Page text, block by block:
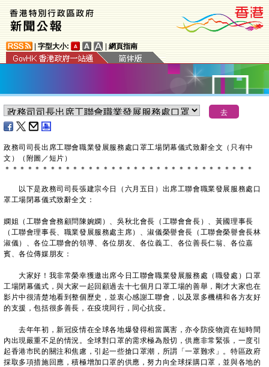
字型大小: 網頁指南
政務司司長出席工聯會職業發展服務處口罩工場閉幕儀式致辭全文（只有中
文）（附圖／短片）
＊ ＊ ＊ ＊ ＊ ＊ ＊ ＊ ＊ ＊ ＊ ＊ ＊ ＊ ＊ ＊ ＊ ＊ ＊ ＊ ＊ ＊ ＊ ＊ ＊ ＊ ＊ ＊ ＊ ＊ ＊ ＊ ＊
以下是政務司司長張建宗今日（六月五日）出席工聯會職業發展服務處口
罩工場閉幕儀式致辭全文：
嫻姐（工聯會會務顧問陳婉嫻）、吳秋北會長（工聯會會長）、黃國理事長
（工聯會理事長、職業發展服務處主席）、淑儀榮譽會長（工聯會榮譽會長林
淑儀）、各位工聯會的領導、各位朋友、各位義工、各位善長仁翁、各位嘉
賓、各位傳媒朋友：
大家好！我非常榮幸獲邀出席今日工聯會職業發展服務處（職發處）口罩
工場閉幕儀式，與大家一起回顧過去十七個月口罩工場的善舉，剛才大家也在
影片中很清楚地看到整個歷史，並衷心感謝工聯會，以及眾多機構和各方友好
的支援，包括很多善長，在疫境同行，同心抗疫。
去年年初，新冠疫情在全球各地爆發得相當厲害，亦令防疫物資在短時間
內出現嚴重不足的情況。全球對口罩的需求極為殷切，供應非常緊張，一度引
起香港市民的關注和焦慮，引起一些搶口罩潮，所謂「一罩難求」。特區政府
採取多項措施回應，積極增加口罩的供應，努力向全球採購口罩，並與各地的